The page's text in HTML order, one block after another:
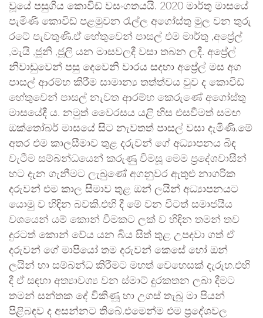
වූයේ පසුගිය කොවිඩ් වසංගතයයි. 2020 මාර්තු මාසයේ
පැමිණි කොවිඩ් පළමුවන රැල්ල අගෝස්තු මුල වන තුරු
රටේ පැවතුණි.ඒ හේතුවෙන් පාසල් එම මාර්තු ,අප්‍රේල්
,මැයි ,ජූනි ,ජූලි යන මාසවලදී වසා තබන ලදී. අප්‍රේල්
නිවාඩුවෙන් පසු දෙවෙනි වාරය සදහා අප්‍රේල් මස අග
පාසල් ආරම්භ කිරීම සාමාන්‍ය තත්ත්වය වුව ද කොවිඩ්
හේතුවෙන් පාසල් නැවත ආරම්භ කෙරුණේ අගෝස්තු
මාසයේදී ය. නමුත් වෛරසය යළි හිස එසවීමත් සමඟ
ඔක්තෝබර් මාසයේ සිට නැවතත් පාසල් වසා දැමිණි.මේ
අතර එම කාලසීමාව තුළ දරුවන් ගේ අධ්‍යාපනය බිඳ
වැටීම සම්බන්ධයෙන් කරුණු විමසූ මෙම ප්‍රදේශවාසීන්
හට දැන ගැනීමට ලැබුණේ අගනුවර ඇතුළු නාගරික
දරුවන් එම කාල සීමාව තුළ ඔන් ලයින් අධ්‍යාපනයට
යොමු ව හිඳින බවකි.එහි දී මේ වන විටත් සමාජයීය
වශයෙන් යම් කොන් වීමකට ලක් ව හිඳින තමන් තව
දුරටත් කොන් වේය යන බිය සිත් තුළ උපදවා ගත් ඒ
දරුවන් ගේ මාපියෝ තම දරුවන් කෙසේ හෝ ඔන්
ලයින් හා සම්බන්ධ කිරීමට මහත් වෙහෙසක් දැරූහ.එහි
දී ඒ සඳහා අත්‍යාවශ්‍ය වන ස්මාට් දුරකතන ලබා දීමට
තමන් සන්තක දේ විකිණූ හා උගස් තැබූ මා පියන්
පිළිබඳව ද අසන්නට තිබේ.එමෙන්ම එම ප්‍රදේශවල